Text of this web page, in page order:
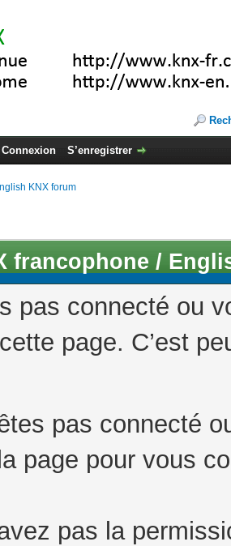
Connexion S’enregistrer
KNX forum
francophone /
pas connecté ou
page. C’est
pas connecté
page pour vous
pas la